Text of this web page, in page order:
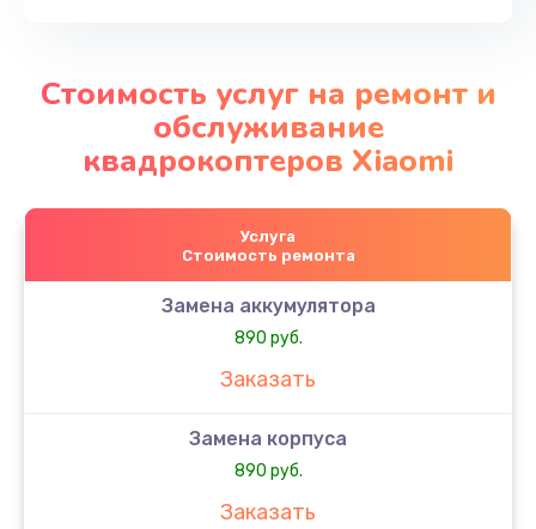
Стоимость услуг на ремонт и
обслуживание
квадрокоптеров Xiaomi
Услуга
Стоимость ремонта
Замена аккумулятора
890 руб.
Заказать
Замена корпуса
890 руб.
Заказать